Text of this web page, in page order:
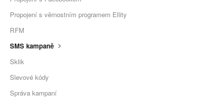
Propojení s věrnostním programem Ellity
RFM
SMS kampaně
Sklik
Slevové kódy
Správa kampaní